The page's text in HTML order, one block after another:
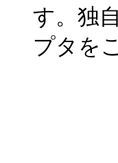
す。独
プタを